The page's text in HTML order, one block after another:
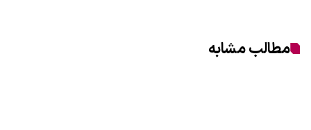
مطالب مشابه